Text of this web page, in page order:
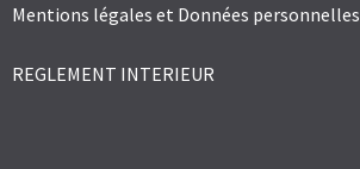
Mentions légales et Données personnelles
REGLEMENT INTERIEUR